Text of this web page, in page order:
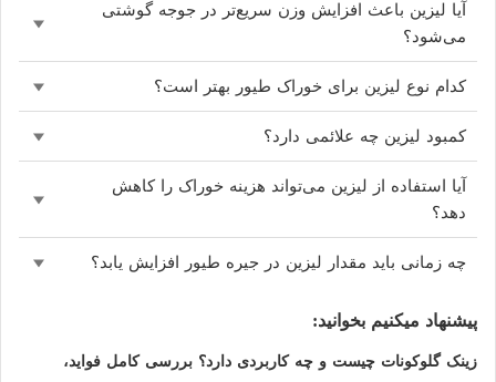
آیا لیزین باعث افزایش وزن سریع‌تر در جوجه گوشتی
می‌شود؟
کدام نوع لیزین برای خوراک طیور بهتر است؟
کمبود لیزین چه علائمی دارد؟
آیا استفاده از لیزین می‌تواند هزینه خوراک را کاهش
دهد؟
چه زمانی باید مقدار لیزین در جیره طیور افزایش یابد؟
پیشنهاد میکنیم بخوانید:
زینک گلوکونات چیست و چه کاربردی دارد؟ بررسی کامل فواید،